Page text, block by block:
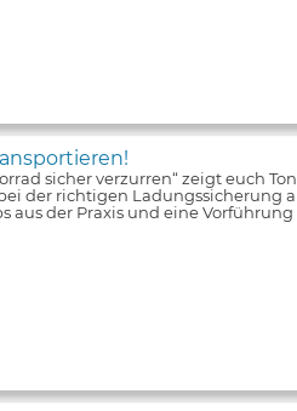
sicher verzurren“ zeigt euch
der richtigen
aus der Praxis und eine